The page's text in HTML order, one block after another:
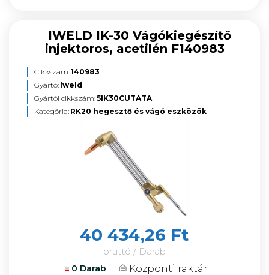
IWELD IK-30 Vágókiegészítő
injektoros, acetilén F140983
Cikkszám:140983
Gyártó: Iweld
Gyártói cikkszám:5IK30CUTATA
Kategória: RK20 hegesztő és vágó eszközök
40 434,26 Ft
bruttó / Darab
0 Darab
Központi raktár